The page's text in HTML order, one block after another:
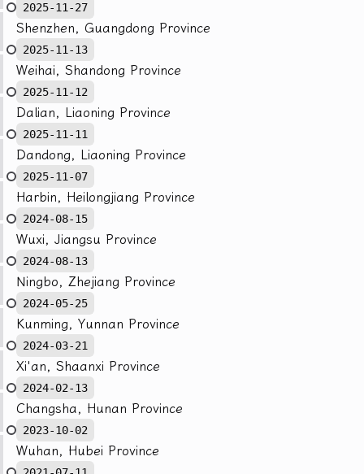
2025-11-27
Shenzhen, Guangdong Province
2025-11-13
Weihai, Shandong Province
2025-11-12
Dalian, Liaoning Province
2025-11-11
Dandong, Liaoning Province
2025-11-07
Harbin, Heilongjiang Province
2024-08-15
Wuxi, Jiangsu Province
2024-08-13
Ningbo, Zhejiang Province
2024-05-25
Kunming, Yunnan Province
2024-03-21
Xi'an, Shaanxi Province
2024-02-13
Changsha, Hunan Province
2023-10-02
Wuhan, Hubei Province